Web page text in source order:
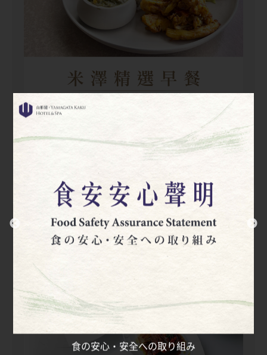
米沢セレクト朝食